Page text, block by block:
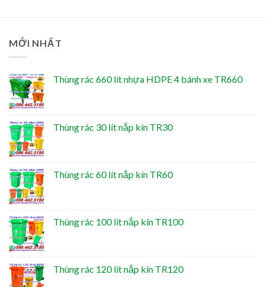
MỚI NHẤT
Thùng rác 660 lít nhựa HDPE 4 bánh xe TR660
Thùng rác 30 lít nắp kín TR30
Thùng rác 60 lít nắp kín TR60
Thùng rác 100 lít nắp kín TR100
Thùng rác 120 lít nắp kín TR120